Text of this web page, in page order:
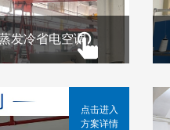
发冷省电空调
点击进入
方案详情